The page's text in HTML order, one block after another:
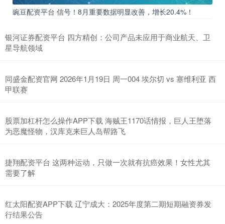
豌豆配资平台 信号！8月重要数据明显改善，增长20.4%！
银河证券配资平台 四方精创：公司产品未应用于商业航天、卫
星导航领域
同盛金配资官网 2026年1月19日 周一004 埃尔切 vs 塞维利亚 西
甲联赛
股票加杠杆怎么操作APP下载 海贼王1170话情报，巨人王堕落
为恶魔怪物，汉库克来巨人岛帮路飞
捷翔配资平台 这两种运动，只做一次就有抗癌效果！女性尤其
需要了解
红太阳配资APP下载 辽宁成大：2025年度第二期短期融资券发
行结果公告